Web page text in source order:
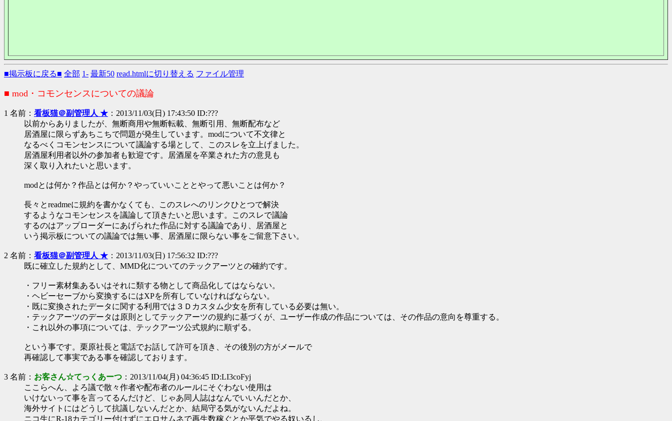
■掲示板に戻る■ 全部 1- 最新50 read.htmlに切り替える ファイル管理
■ mod・コモンセンスについての議論
1 名前： 看板猫＠副管理人 ★ ：2013/11/03(日) 17:43:50 ID:???
以前からありましたが、無断商用や無断転載、無断引用、無断配布など
居酒屋に限らずあちこちで問題が発生しています。modについて不文律と
なるべくコモンセンスについて議論する場として、このスレを立上げました。
居酒屋利用者以外の参加者も歓迎です。居酒屋を卒業された方の意見も
深く取り入れたいと思います。
modとは何か？作品とは何か？やっていいこととやって悪いことは何か？
長々とreadmeに規約を書かなくても、このスレへのリンクひとつで解決
するようなコモンセンスを議論して頂きたいと思います。このスレで議論
するのはアップローダーにあげられた作品に対する議論であり、居酒屋と
いう掲示板についての議論では無い事、居酒屋に限らない事をご留意下さい。
2 名前： 看板猫＠副管理人 ★ ：2013/11/03(日) 17:56:32 ID:???
既に確立した規約として、MMD化についてのテックアーツとの確約です。
・フリー素材集あるいはそれに類する物として商品化してはならない。
・ヘビーセーブから変換するにはXPを所有していなければならない。
・既に変換されたデータに関する利用では３Ｄカスタム少女を所有している必要は無い。
・テックアーツのデータは原則としてテックアーツの規約に基づくが、ユーザー作成の作品については、その作品の意向を尊重する。
・これ以外の事項については、テックアーツ公式規約に順ずる。
という事です。栗原社長と電話でお話して許可を頂き、その後別の方がメールで
再確認して事実である事を確認しております。
3 名前： お客さん☆てっくあーつ ：2013/11/04(月) 04:36:45 ID:LI3coFyj
ここらへん、よろ議で散々作者や配布者のルールにそぐわない使用は
いけないって事を言ってるんだけど、じゃあ同人誌はなんでいいんだとか、
海外サイトにはどうして抗議しないんだとか、結局守る気がないんだよね。
ニコ生にR-18カテゴリー付けずにエロサムネで再生数稼ぐとか平気でやる奴いるし、